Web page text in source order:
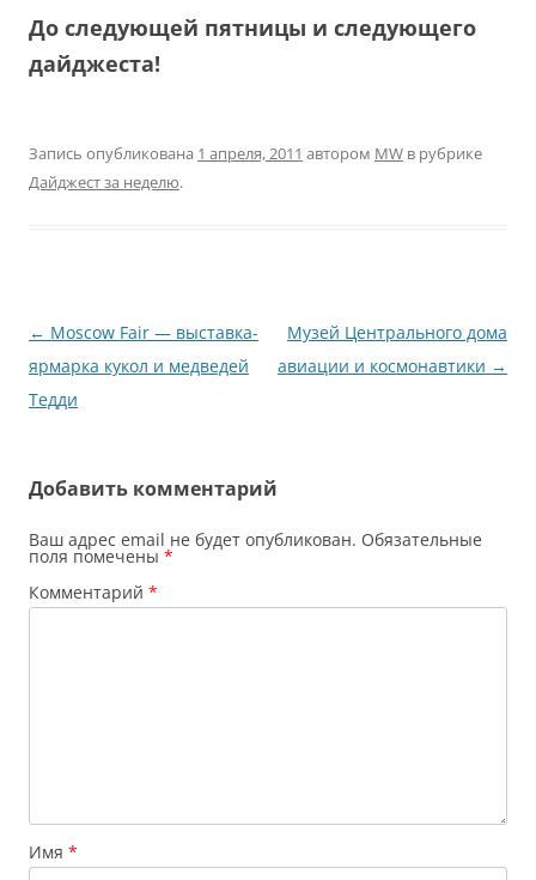
До следующей пятницы и следующего
дайджеста!
Запись опубликована 1 апреля, 2011 автором MW в рубрике
Дайджест за неделю.
Навигация
по
записям
← Moscow Fair — выставка-
ярмарка кукол и медведей
Тедди
Музей Центрального дома
авиации и космонавтики →
Добавить комментарий
Ваш адрес email не будет опубликован. Обязательные
поля помечены *
Комментарий *
Имя *